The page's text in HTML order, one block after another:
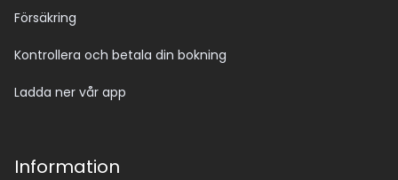
Försäkring
Kontrollera och betala din bokning
Ladda ner vår app
Information